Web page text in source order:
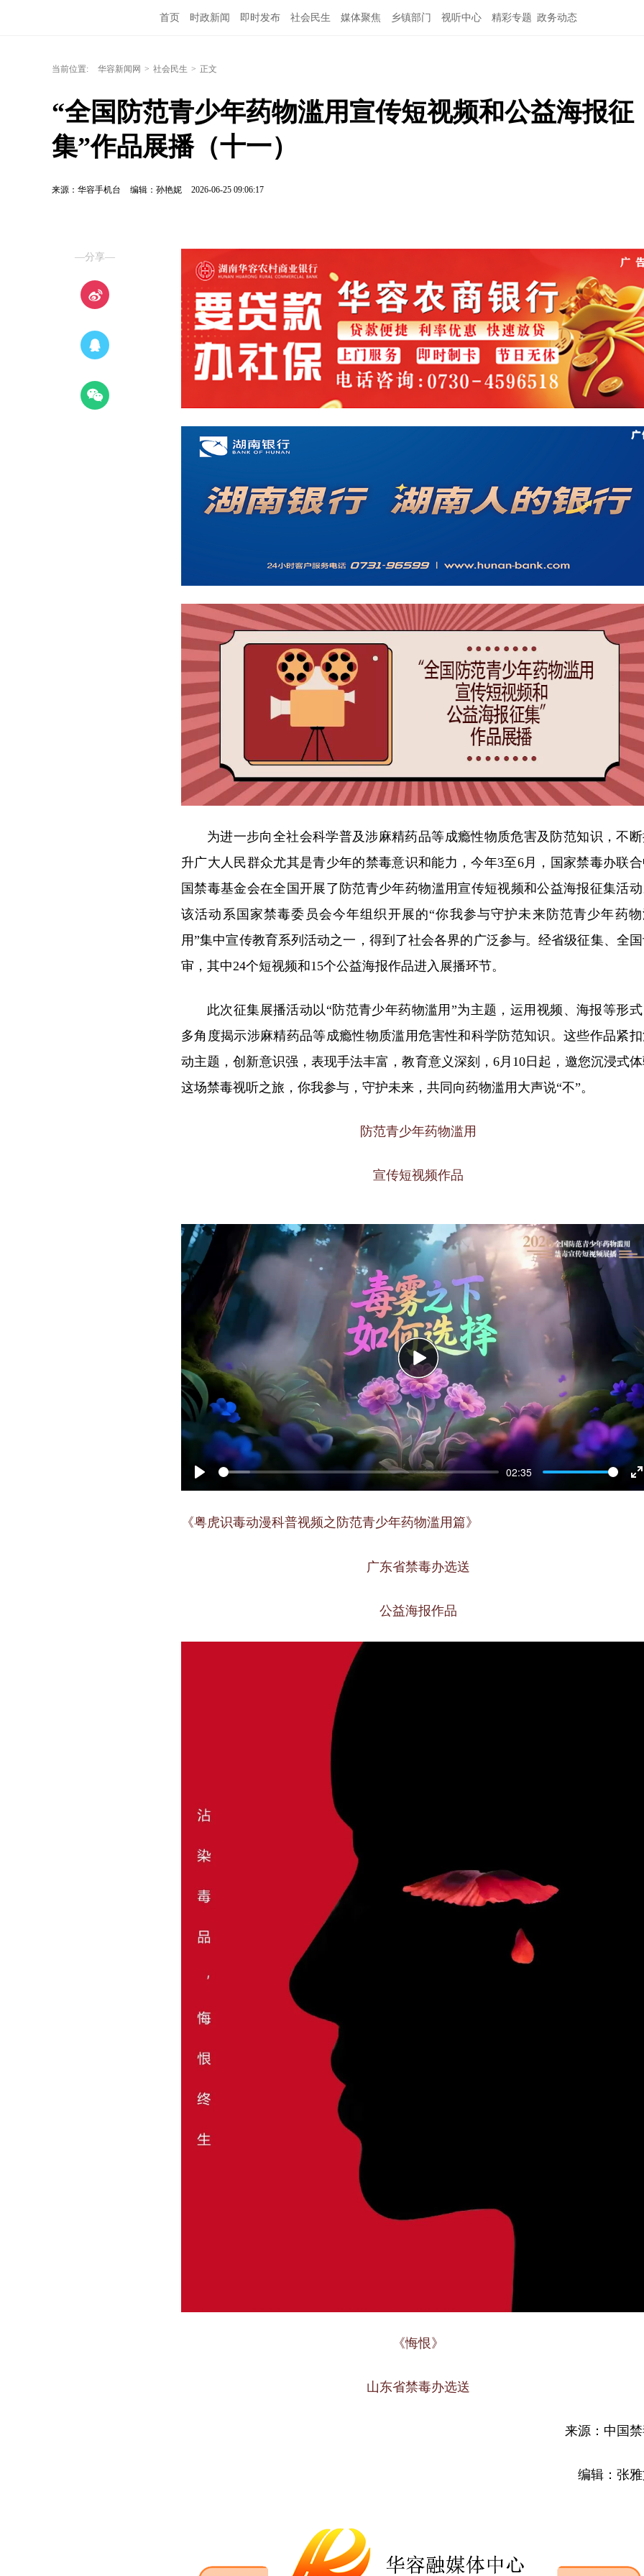
首页 时政新闻 即时发布 社会民生 媒体聚焦 乡镇部门 视听中心 精彩专题 政务动态
当前位置: 华容新闻网 > 社会民生 > 正文
“全国防范青少年药物滥用宣传短视频和公益海报征
集”作品展播（十一）
来源：华容手机台 编辑：孙艳妮 2026-06-25 09:06:17
—分享—
为进一步向全社会科学普及涉麻精药品等成瘾性物质危害及防范知识，不
升广大人民群众尤其是青少年的禁毒意识和能力，今年3至6月，国家禁毒办联
国禁毒基金会在全国开展了防范青少年药物滥用宣传短视频和公益海报征集活
该活动系国家禁毒委员会今年组织开展的“你我参与守护未来防范青少年药
用”集中宣传教育系列活动之一，得到了社会各界的广泛参与。经省级征集、全
审，其中24个短视频和15个公益海报作品进入展播环节。
此次征集展播活动以“防范青少年药物滥用”为主题，运用视频、海报等形
多角度揭示涉麻精药品等成瘾性物质滥用危害性和科学防范知识。这些作品紧
动主题，创新意识强，表现手法丰富，教育意义深刻，6月10日起，邀您沉浸式
这场禁毒视听之旅，你我参与，守护未来，共同向药物滥用大声说“不”。
防范青少年药物滥用
宣传短视频作品
P
a
02:35
l
P
l
a
y
《粤虎识毒动漫科普视频之防范青少年药物滥用篇》
广东省禁毒办选送
公益海报作品
《悔恨》
山东省禁毒办选送
来源：中国
编辑：张